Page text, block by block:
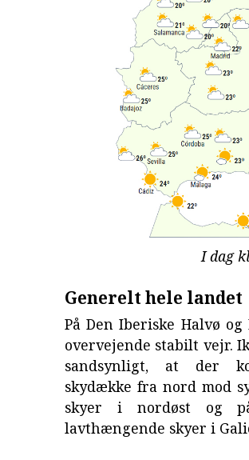
I dag
Generelt hele landet
På Den Iberiske Halvø
overvejende stabilt vejr.
sandsynligt, at der
skydække fra nord mod
skyer i nordøst og
lavthængende skyer i